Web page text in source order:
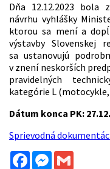
Dňa 12.12.2023 bola
návrhu vyhlášky
ktorou sa mení a
výstavby Slovenskej
sa ustanovujú
v znení neskorších
pravidelných
kategórie L
Dátum konca PK:
Sprievodná
FacebookMessenger